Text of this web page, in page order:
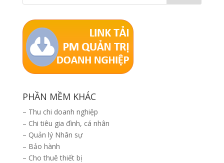
PHẦN MỀM KHÁC
– Thu chi doanh nghiệp
– Chi tiêu gia đình, cá nhân
– Quản lý Nhân sự
– Bảo hành
– Cho thuê thiết bị